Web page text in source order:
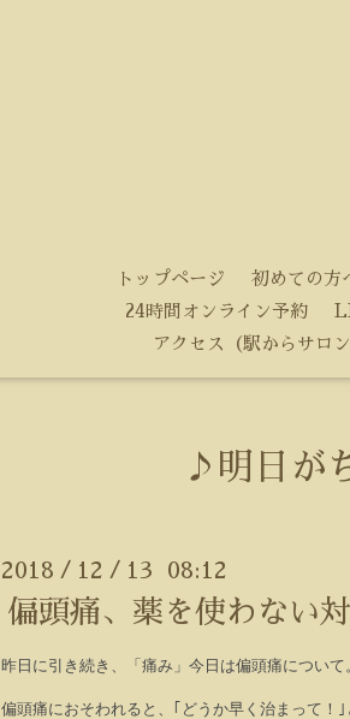
トップページ 初めての方
24時間オンライン予約
アクセス（駅からサロ
♪明日が
2018 / 12 / 13 08:12
偏頭痛、薬を使わない
昨日に引き続き、「痛み」今日は偏頭痛について
偏頭痛におそわれると、｢どうか早く治まって！｣